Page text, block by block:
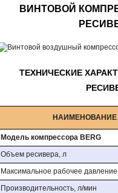
ВИНТОВОЙ
ТЕХНИЧЕСКИЕ
НАИМЕНОВАНИЕ
Модель компрессора BERG
Объем ресивера, л
Максимальное рабочее
Производительность, л/мин